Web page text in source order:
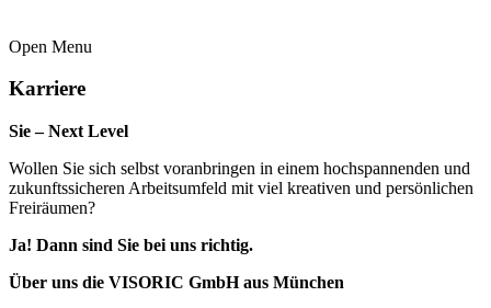
Open Menu
Karriere
Sie – Next Level
Wollen Sie sich selbst voranbringen in einem hochspannenden und
zukunftssicheren Arbeitsumfeld mit viel kreativen und persönlichen
Freiräumen?
Ja! Dann sind Sie bei uns richtig.
Über uns die VISORIC GmbH aus München